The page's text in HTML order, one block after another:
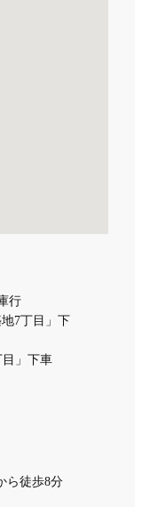
行
7丁目」下
」下車
ら徒歩8分